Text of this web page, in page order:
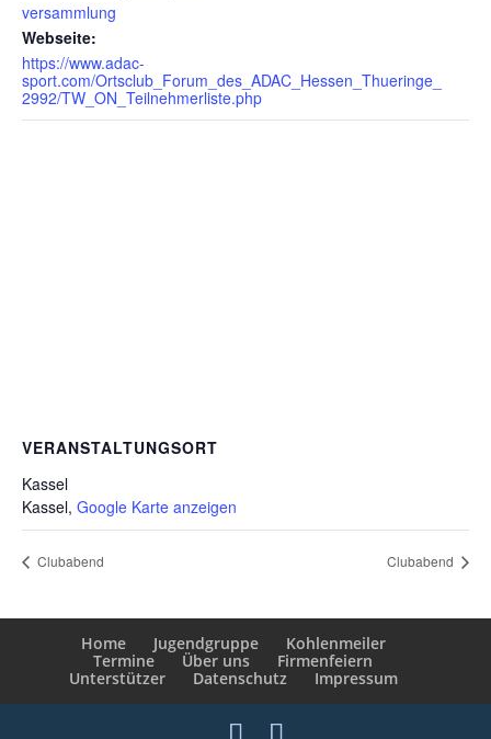
versammlung
Webseite:
https://www.adac-
sport.com/Ortsclub_Forum_des_ADAC_Hessen_Thueringe_
2992/TW_ON_Teilnehmerliste.php
VERANSTALTUNGSORT
Kassel
Kassel, Google Karte anzeigen
Clubabend Clubabend
Home Jugendgruppe
Kohlenmeiler
Termine
Über uns
Firmenfeiern
Unterstützer
Datenschutz Impressum